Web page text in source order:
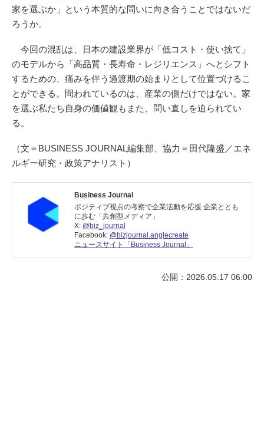
家を選ぶか」という本質的な問いに向き合うことではないだ
ろうか。
今回の混乱は、日本の建設業界が「低コスト・使い捨て」
のモデルから「高品質・長寿命・レジリエンス」へとシフト
するための、痛みを伴う過渡期の始まりとして位置づけるこ
とができる。問われているのは、産業の側だけではない。家
を選ぶ私たち自身の価値観もまた、問い直しを迫られてい
る。
（文＝BUSINESS JOURNAL編集部、協力＝田代隆盛／エネ
ルギー研究・政策アナリスト）
Business Journal
ポジティブ視点の考察で企業活動を応援 企業ととも
に歩む「共創型メディア」
X: @biz_journal
Facebook: @bizjournal.anglecreate
ニュースサイト「Business Journal」
公開：2026.05.17 06:00